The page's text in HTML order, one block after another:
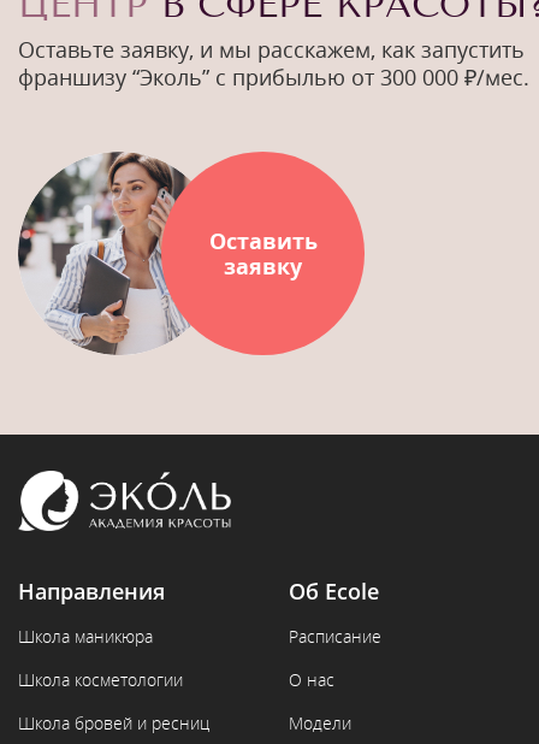
Оставьте заявку, и мы расскажем, как запустить
франшизу “Эколь” с прибылью от 300 000 ₽/мес.
Оставить
заявку
Направления
Школа маникюра
Школа косметологии
Школа бровей и ресниц
Об Ecole
Расписание
О нас
Модели